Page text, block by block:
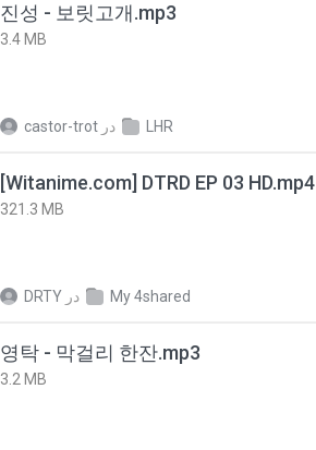
진성 - 보릿고개.mp3
3.4 MB
castor-trot در LHR
[Witanime.com] DTRD EP 03 HD.mp4
321.3 MB
DRTY در My 4shared
영탁 - 막걸리 한잔.mp3
3.2 MB